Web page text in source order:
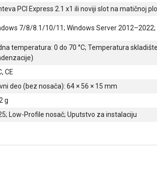
PCI Express 2.1 x1 ili noviji slot na matičnoj
7/8/8.1/10/11; Windows Server 2012–2022;
temperatura: 0 do 70 °C; Temperatura
CE
deo (bez nosača): 64 × 56 × 15 mm
g
Low-Profile nosač; Uputstvo za instalaciju